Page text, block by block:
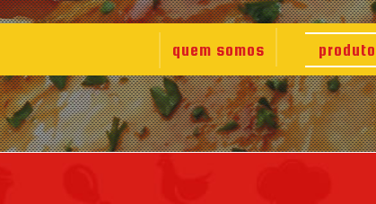
quem somos